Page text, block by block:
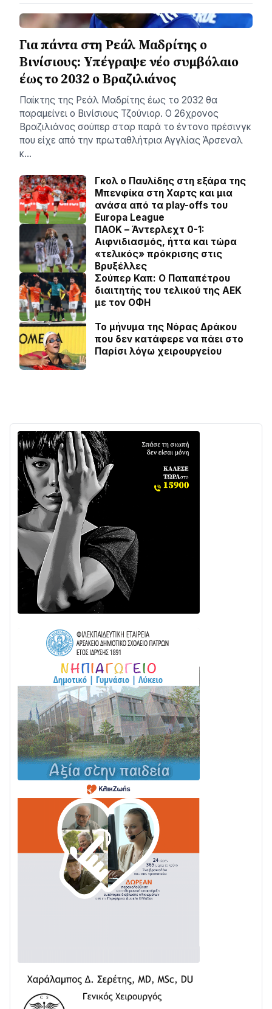
Για πάντα στη Ρεάλ Μαδρίτης ο
Βινίσιους: Yπέγραψε νέο συμβόλαιο
έως το 2032 ο Βραζιλιάνος
Παίκτης της Ρεάλ Μαδρίτης έως το 2032 θα
παραμείνει ο Βινίσιους Τζούνιορ. Ο 26χρονος
Βραζιλιάνος σούπερ σταρ παρά το έντονο πρέσινγκ
που είχε από την πρωταθλήτρια Αγγλίας Άρσεναλ
κ…
Γκολ ο Παυλίδης στη εξάρα της
Μπενφίκα στη Χαρτς και μια
ανάσα από τα play-offs του
Europa League
ΠΑΟΚ – Άντερλεχτ 0-1:
Αιφνιδιασμός, ήττα και τώρα
«τελικός» πρόκρισης στις
Βρυξέλλες
Σούπερ Καπ: Ο Παπαπέτρου
διαιτητής του τελικού της ΑΕΚ
με τον ΟΦΗ
Το μήνυμα της Νόρας Δράκου
που δεν κατάφερε να πάει στο
Παρίσι λόγω χειρουργείου